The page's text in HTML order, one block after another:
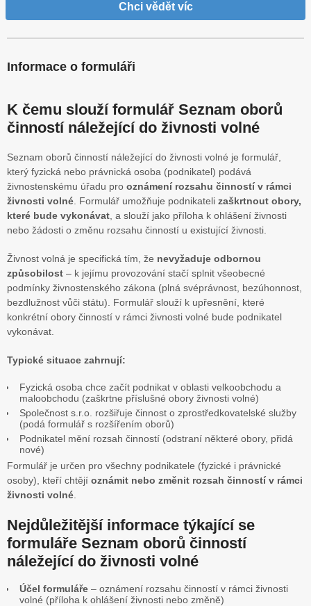
Chci vědět víc
Informace o formuláři
K čemu slouží formulář Seznam oborů
činností náležející do živnosti volné
Seznam oborů činností náležející do živnosti volné je formulář,
který fyzická nebo právnická osoba (podnikatel) podává
živnostenskému úřadu pro oznámení rozsahu činností v rámci
živnosti volné . Formulář umožňuje podnikateli zaškrtnout obory,
které bude vykonávat , a slouží jako příloha k ohlášení živnosti
nebo žádosti o změnu rozsahu činností u existující živnosti.
Živnost volná je specifická tím, že nevyžaduje odbornou
způsobilost – k jejímu provozování stačí splnit všeobecné
podmínky živnostenského zákona (plná svéprávnost, bezúhonnost,
bezdlužnost vůči státu). Formulář slouží k upřesnění, které
konkrétní obory činností v rámci živnosti volné bude podnikatel
vykonávat.
Typické situace zahrnují:
Fyzická osoba chce začít podnikat v oblasti velkoobchodu a
maloobchodu (zaškrtne příslušné obory živnosti volné)
Společnost s.r.o. rozšiřuje činnost o zprostředkovatelské služby
(podá formulář s rozšířením oborů)
Podnikatel mění rozsah činností (odstraní některé obory, přidá
nové)
Formulář je určen pro všechny podnikatele (fyzické i právnické
osoby), kteří chtějí oznámit nebo změnit rozsah činností v rámci
živnosti volné
Nejdůležitější informace týkající se
formuláře Seznam oborů činností
náležející do živnosti volné
Účel formuláře – oznámení rozsahu činností v rámci živnosti
volné (příloha k ohlášení živnosti nebo změně)